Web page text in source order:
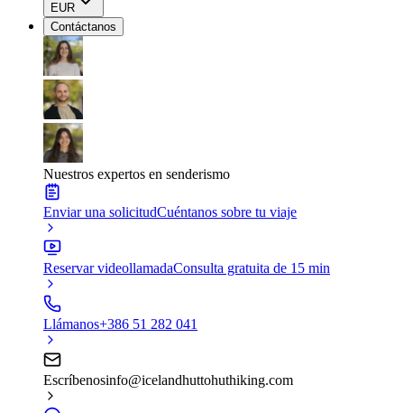
EUR
Contáctanos
Nuestros expertos en senderismo
Enviar una solicitudCuéntanos sobre tu viaje
Reservar videollamadaConsulta gratuita de 15 min
Llámanos+386 51 282 041
Escríbenosinfo@icelandhuttohuthiking.com